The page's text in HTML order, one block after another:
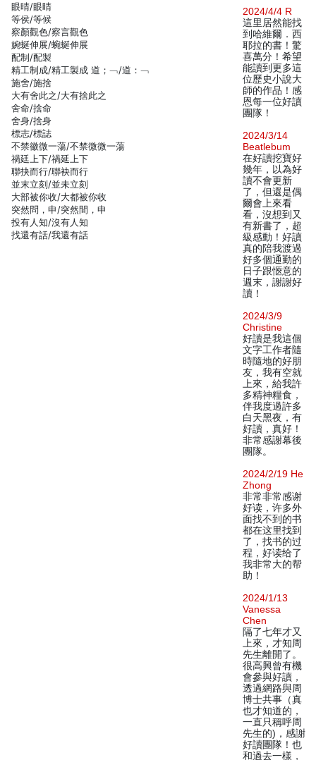
眼晴/眼睛
等侯/等候
察顏觀色/察言觀色
婉蜒伸展/蜿蜒伸展
配制/配製
精工制成/精工製成 道；﹁/道：﹁
施舍/施捨
大有舍此之/大有捨此之
舍命/捨命
舍身/捨身
標志/標誌
不禁徽微一蕩/不禁微微一蕩
禍廷上下/禍延上下
聯抉而行/聯袂而行
並末立刻/並未立刻
大部被你收/大都被你收
突然問，申/突然間，申
投有人知/沒有人知
找還有話/我還有話
2024/4/4 R
這里居然能找
到哈維爾．西
耶拉的書！驚
喜萬分！希望
能讀到更多這
位歷史小說大
師的作品！感
恩每一位好讀
團隊！
2024/3/14
Beatlebum
在好讀挖寶好
幾年，以為好
讀不會更新
了，但還是偶
爾會上來看
看，沒想到又
有新書了，超
級感動！好讀
真的陪我渡過
好多個通勤的
日子跟愜意的
週末，謝謝好
讀！
2024/3/9
Christine
好讀是我這個
文字工作者隨
時隨地的好朋
友，我有空就
上來，給我許
多精神糧食，
伴我度過許多
白天黑夜，有
好讀，真好！
非常感謝幕後
團隊。
2024/2/19 He
Zhong
非常非常感谢
好读，许多外
面找不到的书
都在这里找到
了，找书的过
程，好读给了
我非常大的帮
助！
2024/1/13
Vanessa
Chen
隔了七年才又
上來，才知周
先生離開了。
很高興曾有機
會參與好讀，
透過網路與周
博士共事（真
也才知道的，
一直只稱呼周
先生的)，感謝
好讀團隊！也
和過去一樣，